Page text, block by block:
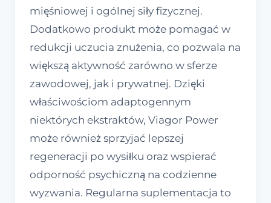
mięśniowej i ogólnej siły fizycznej.
Dodatkowo produkt może pomagać w
redukcji uczucia znużenia, co pozwala na
większą aktywność zarówno w sferze
zawodowej, jak i prywatnej. Dzięki
właściwościom adaptogennym
niektórych ekstraktów, Viagor Power
może również sprzyjać lepszej
regeneracji po wysiłku oraz wspierać
odporność psychiczną na codzienne
wyzwania. Regularna suplementacja to